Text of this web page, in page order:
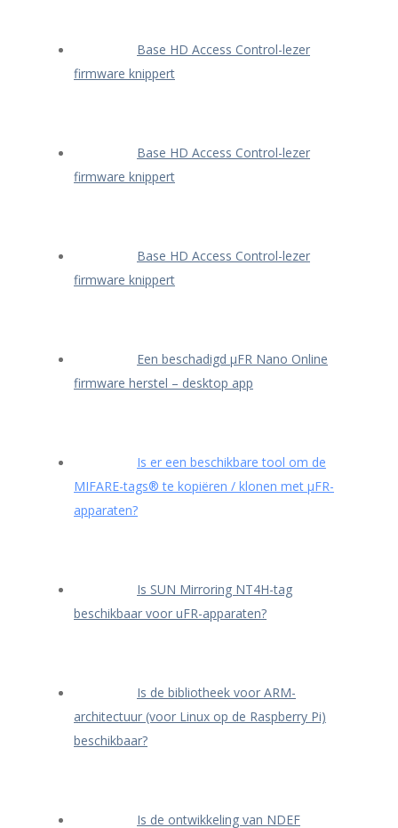
Base HD Access Control-lezer
firmware knippert
Base HD Access Control-lezer
firmware knippert
Base HD Access Control-lezer
firmware knippert
Een beschadigd μFR Nano Online
firmware herstel – desktop app
Is er een beschikbare tool om de
MIFARE-tags® te kopiëren / klonen met μFR-
apparaten?
Is SUN Mirroring NT4H-tag
beschikbaar voor uFR-apparaten?
Is de bibliotheek voor ARM-
architectuur (voor Linux op de Raspberry Pi)
beschikbaar?
Is de ontwikkeling van NDEF